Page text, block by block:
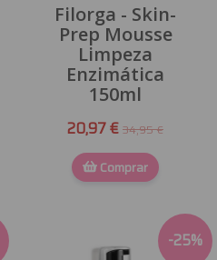
Filorga - Skin-
Prep Mousse
Limpeza
Enzimática
150ml
20,97 € 34,95 €
Comprar
-25%